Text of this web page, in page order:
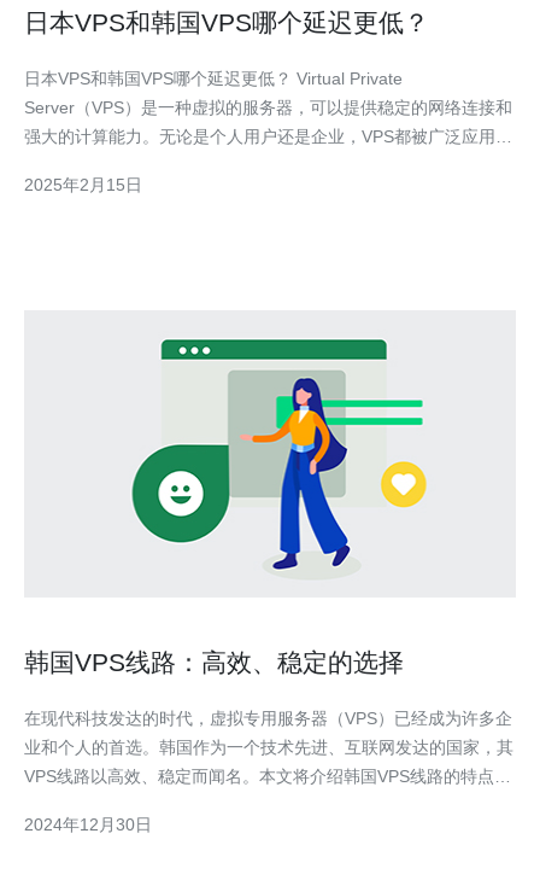
日本VPS和韩国VPS哪个延迟更低？
日本VPS和韩国VPS哪个延迟更低？ Virtual Private
Server（VPS）是一种虚拟的服务器，可以提供稳定的网络连接和
强大的计算能力。无论是个人用户还是企业，VPS都被广泛应用于
要的考虑因素。本文将重点比较日本VPS和韩国VPS
2025年2月15日
韩国VPS线路：高效、稳定的选择
在现代科技发达的时代，虚拟专用服务器（VPS）已经成为许多企
业和个人的首选。韩国作为一个技术先进、互联网发达的国家，其
VPS线路以高效、稳定而闻名。本文将介绍韩国VPS线路的特点和
韩国拥有先进的网络设施和技术，VPS线路速度快、稳定，可以满
2024年12月30日